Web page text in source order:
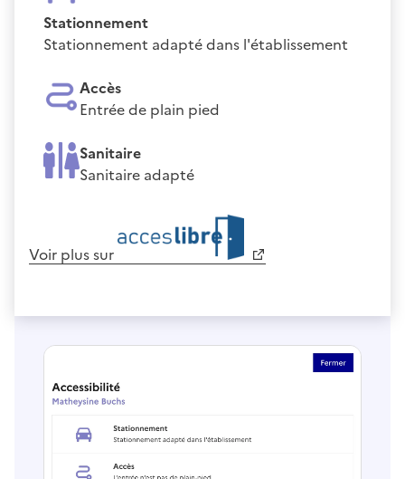
Stationnement
Stationnement adapté dans l'établissement
Accès
Entrée de plain pied
Sanitaire
Sanitaire adapté
Voir plus sur